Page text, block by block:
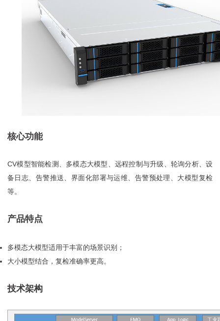
核心功能
CV模型智能检测、多模态大模型、远程控制与升级、轮询分析、设
备日志、告警推送、界面化部署与运维、告警预处理、大模型复检
等。
产品特点
多模态大模型适用于丰富的场景识别；
大小模型结合，复检准确率更高。
技术架构